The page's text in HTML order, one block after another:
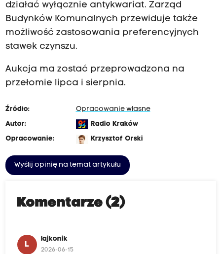
działać wyłącznie antykwariat. Zarząd
Budynków Komunalnych przewiduje także
możliwość zastosowania preferencyjnych
stawek czynszu.
Aukcja ma zostać przeprowadzona na
przełomie lipca i sierpnia.
Źródło:
Opracowanie własne
Autor:
Radio Kraków
Opracowanie:
Krzysztof Orski
Wyślij opinię na temat artykułu
Komentarze (2)
L
lajkonik
2026-06-15